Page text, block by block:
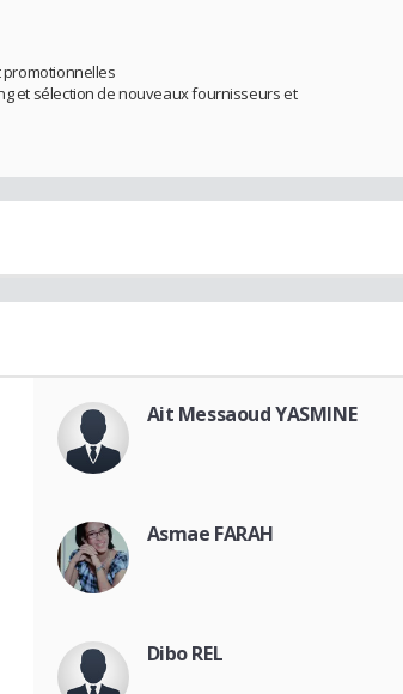
promotionnelles
et sélection de nouveaux fournisseurs et
Ait Messaoud YASMINE
Asmae FARAH
Dibo REL